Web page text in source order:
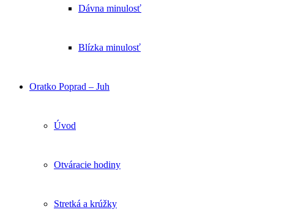
Dávna minulosť
Blízka minulosť
Oratko Poprad – Juh
Úvod
Otváracie hodiny
Stretká a krúžky